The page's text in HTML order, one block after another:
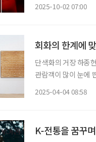
2025-10-02 07:00
회화의 한계에
단색화의 거장 하종
관람객이 많이 눈에
2025-04-04 08:58
K-전통을 꿈꾸